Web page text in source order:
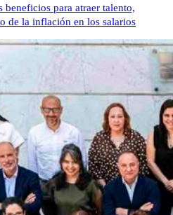
para atraer talento,
de la inflación en los salarios